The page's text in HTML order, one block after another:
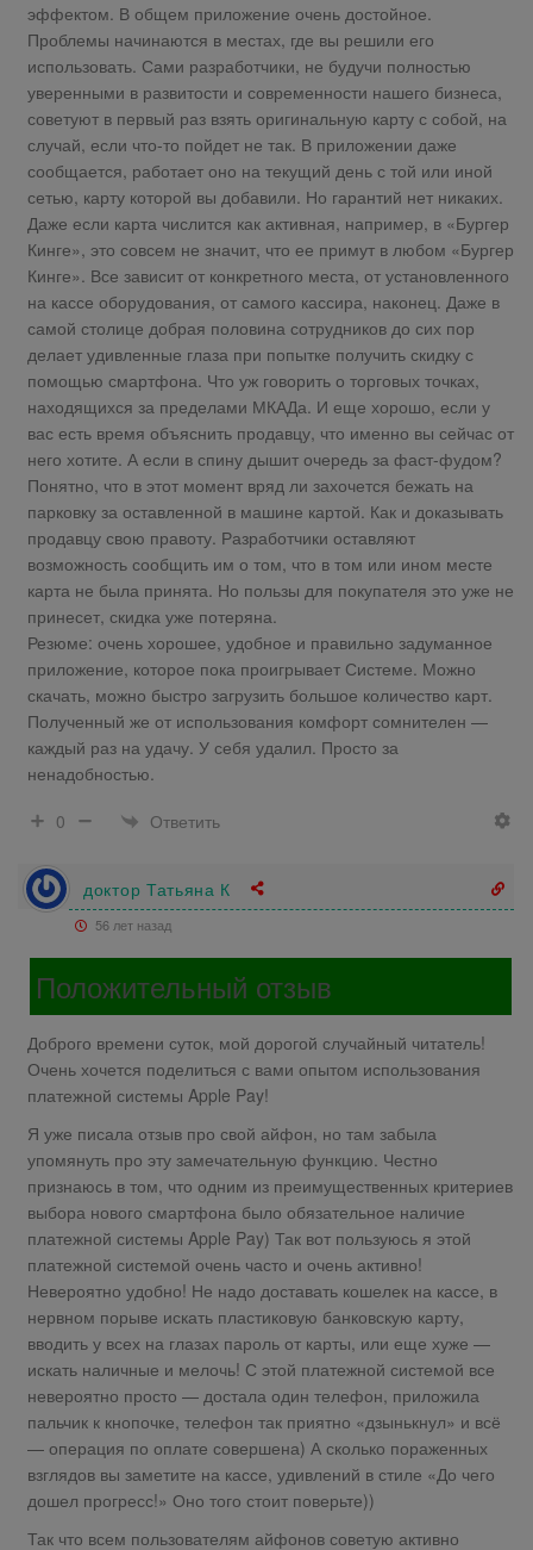
эффектом. В общем приложение очень достойное.
Проблемы начинаются в местах, где вы решили его
использовать. Сами разработчики, не будучи полностью
уверенными в развитости и современности нашего бизнеса,
советуют в первый раз взять оригинальную карту с собой, на
случай, если что-то пойдет не так. В приложении даже
сообщается, работает оно на текущий день с той или иной
сетью, карту которой вы добавили. Но гарантий нет никаких.
Даже если карта числится как активная, например, в «Бургер
Кинге», это совсем не значит, что ее примут в любом «Бургер
Кинге». Все зависит от конкретного места, от установленного
на кассе оборудования, от самого кассира, наконец. Даже в
самой столице добрая половина сотрудников до сих пор
делает удивленные глаза при попытке получить скидку с
помощью смартфона. Что уж говорить о торговых точках,
находящихся за пределами МКАДа. И еще хорошо, если у
вас есть время объяснить продавцу, что именно вы сейчас от
него хотите. А если в спину дышит очередь за фаст-фудом?
Понятно, что в этот момент вряд ли захочется бежать на
парковку за оставленной в машине картой. Как и доказывать
продавцу свою правоту. Разработчики оставляют
возможность сообщить им о том, что в том или ином месте
карта не была принята. Но пользы для покупателя это уже не
принесет, скидка уже потеряна.
Резюме: очень хорошее, удобное и правильно задуманное
приложение, которое пока проигрывает Системе. Можно
скачать, можно быстро загрузить большое количество карт.
Полученный же от использования комфорт сомнителен —
каждый раз на удачу. У себя удалил. Просто за
ненадобностью.
0
Ответить
доктор Татьяна К
56 лет назад
Положительный отзыв
Доброго времени суток, мой дорогой случайный читатель!
Очень хочется поделиться с вами опытом использования
платежной системы Apple Pay!
Я уже писала отзыв про свой айфон, но там забыла
упомянуть про эту замечательную функцию. Честно
признаюсь в том, что одним из преимущественных критериев
выбора нового смартфона было обязательное наличие
платежной системы Apple Pay) Так вот пользуюсь я этой
платежной системой очень часто и очень активно!
Невероятно удобно! Не надо доставать кошелек на кассе, в
нервном порыве искать пластиковую банковскую карту,
вводить у всех на глазах пароль от карты, или еще хуже —
искать наличные и мелочь! С этой платежной системой все
невероятно просто — достала один телефон, приложила
пальчик к кнопочке, телефон так приятно «дзынькнул» и всё
— операция по оплате совершена) А сколько пораженных
взглядов вы заметите на кассе, удивлений в стиле «До чего
дошел прогресс!» Оно того стоит поверьте))
Так что всем пользователям айфонов советую активно